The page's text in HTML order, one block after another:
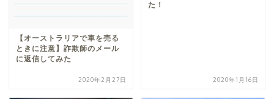
【オーストラリアで車を売る
ときに注意】詐欺師のメール
に返信してみた
2020年2月27日
た！
2020年1月16日